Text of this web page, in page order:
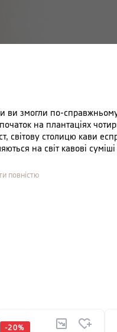
змогли по-
на плантаціях
світову столицю кави
на світ кавові
компанії Bazzara.
повністю
-20%